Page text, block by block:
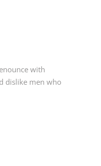
with
dislike men who